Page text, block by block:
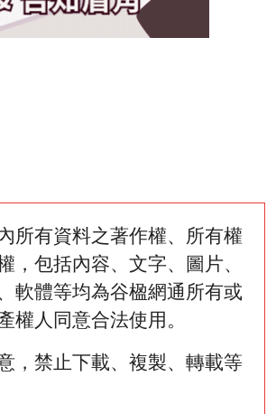
所有資料之著作權、所有權
，包括內容、文字、圖片、
軟體等均為谷楹網通所有或
權人同意合法使用。
，禁止下載、複製、轉載等